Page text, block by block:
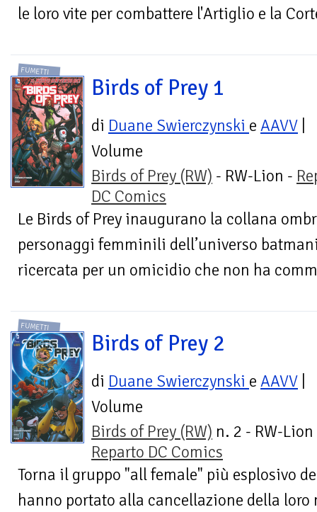
le loro vite per combattere l'Artiglio e la
FUMETTI
Birds of Prey 1
di Duane Swierczynski e AAVV
Volume
Birds of Prey (RW) - RW-Lion -
DC Comics
Le Birds of Prey inaugurano la collana
personaggi femminili dell’universo
ricercata per un omicidio che non ha
FUMETTI
Birds of Prey 2
di Duane Swierczynski e AAVV
Volume
Birds of Prey (RW) n. 2 - RW-
Reparto DC Comics
Torna il gruppo "all female" più esplosivo
hanno portato alla cancellazione della loro